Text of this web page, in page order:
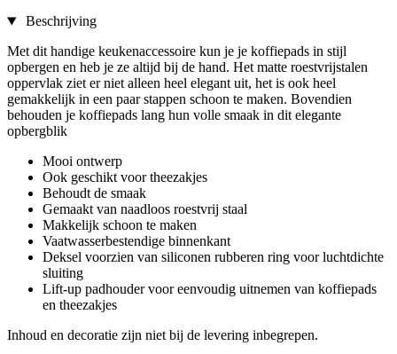
Beschrijving
Met dit handige keukenaccessoire kun je je koffiepads in stijl
opbergen en heb je ze altijd bij de hand. Het matte roestvrijstalen
oppervlak ziet er niet alleen heel elegant uit, het is ook heel
gemakkelijk in een paar stappen schoon te maken. Bovendien
behouden je koffiepads lang hun volle smaak in dit elegante
opbergblik
Mooi ontwerp
Ook geschikt voor theezakjes
Behoudt de smaak
Gemaakt van naadloos roestvrij staal
Makkelijk schoon te maken
Vaatwasserbestendige binnenkant
Deksel voorzien van siliconen rubberen ring voor luchtdichte
sluiting
Lift-up padhouder voor eenvoudig uitnemen van koffiepads
en theezakjes
Inhoud en decoratie zijn niet bij de levering inbegrepen.